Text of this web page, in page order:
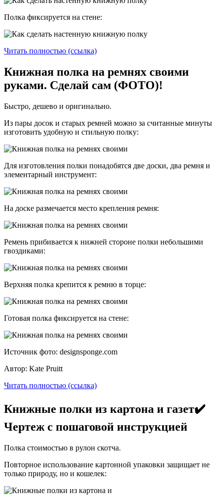
Полка фиксируется на стене:
Читать полностью (ссылка)
Книжная полка на ремнях своими
руками. Сделай сам (ФОТО)!
Быстро, дешево и оригинально.
Из пары досок и старых ремней можно за считанные минуты
изготовить удобную и стильную полку:
Для изготовления полки понадобятся две доски, два ремня и
элементарный инструмент:
На доске размечается место крепления ремня:
Ремень прибивается к нижней стороне полки небольшими
гвоздиками:
Верхняя полка крепится к ремню в торце:
Готовая полка фиксируется на стене:
Источник фото: designsponge.com
Автор: Kate Pruitt
Читать полностью (ссылка)
Книжные полки из картона и газет✔️
Чертеж с пошаговой инструкцией
Полка стоимостью в рулон скотча.
Повторное использование картонной упаковки защищает не
только природу, но и кошелек: